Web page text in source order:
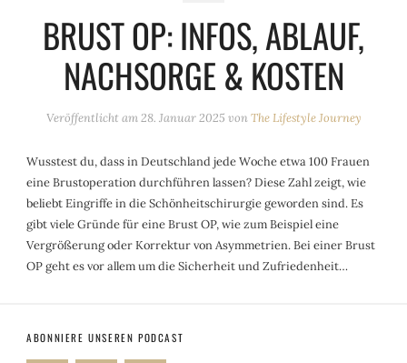
BRUST OP: INFOS, ABLAUF,
NACHSORGE & KOSTEN
Veröffentlicht am28. Januar 2025 vonThe Lifestyle Journey
Wusstest du, dass in Deutschland jede Woche etwa 100 Frauen
eine Brustoperation durchführen lassen? Diese Zahl zeigt, wie
beliebt Eingriffe in die Schönheitschirurgie geworden sind. Es
gibt viele Gründe für eine Brust OP, wie zum Beispiel eine
Vergrößerung oder Korrektur von Asymmetrien. Bei einer Brust
OP geht es vor allem um die Sicherheit und Zufriedenheit…
ABONNIERE UNSEREN PODCAST